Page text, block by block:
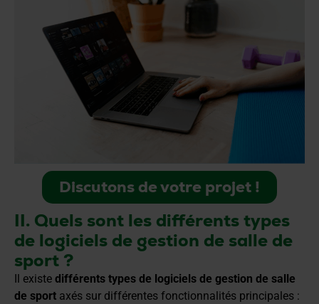
Discutons de votre projet !
II. Quels sont les différents types
de logiciels de gestion de salle de
sport ?
Il existe différents types de logiciels de gestion de salle
de sport axés sur différentes fonctionnalités principales :